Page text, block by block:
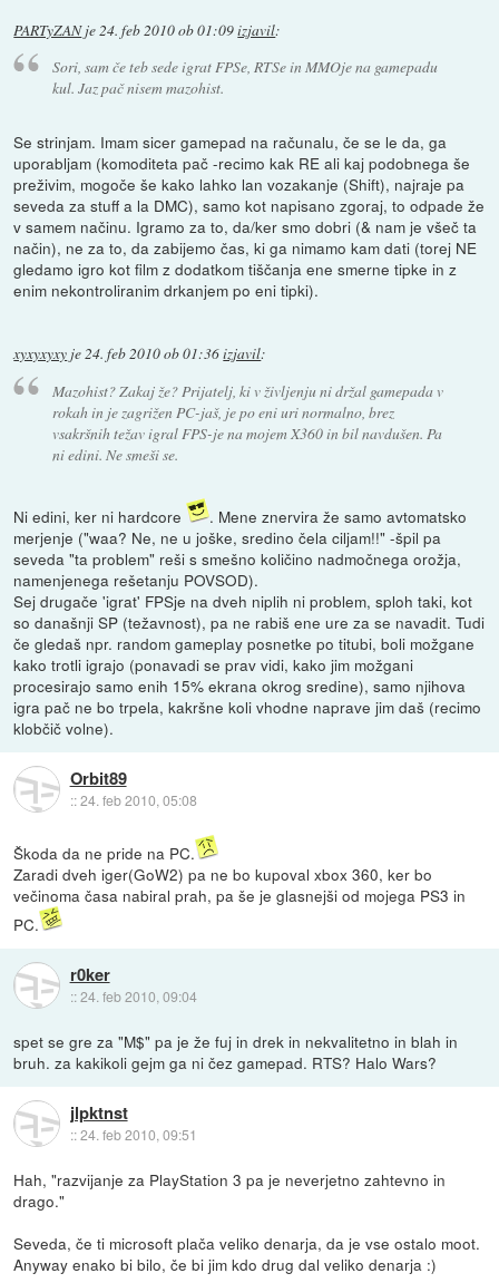
PARTyZANje24. feb 2010 ob 01:09izjavil:
Sori, sam če teb sede igrat FPSe, RTSe in MMOje na gamepadu
kul. Jaz pač nisem mazohist.
Se strinjam. Imam sicer gamepad na računalu, če se le da, ga
uporabljam (komoditeta pač -recimo kak RE ali kaj podobnega še
preživim, mogoče še kako lahko lan vozakanje (Shift), najraje pa
seveda za stuff a la DMC), samo kot napisano zgoraj, to odpade že
v samem načinu. Igramo za to, da/ker smo dobri (& nam je všeč ta
način), ne za to, da zabijemo čas, ki ga nimamo kam dati (torej NE
gledamo igro kot film z dodatkom tiščanja ene smerne tipke in z
enim nekontroliranim drkanjem po eni tipki).
xyxyxyxy je24. feb 2010 ob 01:36izjavil:
Mazohist? Zakaj že? Prijatelj, ki v življenju ni držal gamepada v
rokah in je zagrižen PC-jaš, je po eni uri normalno, brez
vsakršnih težav igral FPS-je na mojem X360 in bil navdušen. Pa
ni edini. Ne smeši se.
Ni edini, ker ni hardcore
. Mene znervira že samo avtomatsko
merjenje ("waa? Ne, ne u joške, sredino čela ciljam!!" -špil pa
seveda "ta problem" reši s smešno količino nadmočnega orožja,
namenjenega rešetanju POVSOD).
Sej drugače 'igrat' FPSje na dveh niplih ni problem, sploh taki, kot
so današnji SP (težavnost), pa ne rabiš ene ure za se navadit. Tudi
če gledaš npr. random gameplay posnetke po titubi, boli možgane
kako trotli igrajo (ponavadi se prav vidi, kako jim možgani
procesirajo samo enih 15% ekrana okrog sredine), samo njihova
igra pač ne bo trpela, kakršne koli vhodne naprave jim daš (recimo
klobčič volne).
Orbit89
::24. feb 2010, 05:08
Škoda da ne pride na PC.
Zaradi dveh iger(GoW2) pa ne bo kupoval xbox 360, ker bo
večinoma časa nabiral prah, pa še je glasnejši od mojega PS3 in
PC.
r0ker
::24. feb 2010, 09:04
spet se gre za "M$" pa je že fuj in drek in nekvalitetno in blah in
bruh. za kakikoli gejm ga ni čez gamepad. RTS? Halo Wars?
jlpktnst
::24. feb 2010, 09:51
Hah, "razvijanje za PlayStation 3 pa je neverjetno zahtevno in
drago."
Seveda, če ti microsoft plača veliko denarja, da je vse ostalo moot.
Anyway enako bi bilo, če bi jim kdo drug dal veliko denarja :)